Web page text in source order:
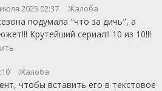
2025 02:37 Жалоба
подумала "что за дичь", а
Крутейший сериал!! 10 из 10!!!
Жалоба
чтобы вставить его в текстовое